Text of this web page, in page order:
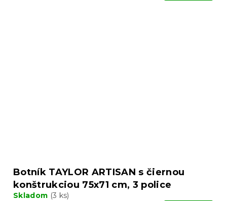
Botník TAYLOR ARTISAN s čiernou
konštrukciou 75x71 cm, 3 police
Skladom (3 ks)